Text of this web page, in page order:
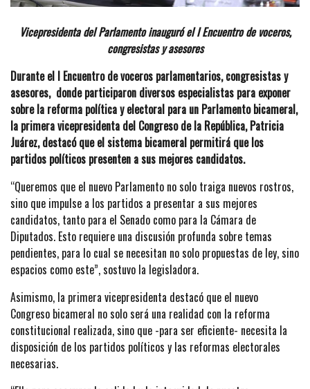
Vicepresidenta del Parlamento inauguró el I Encuentro de voceros,
congresistas y asesores
Durante el I Encuentro de voceros parlamentarios, congresistas y
asesores, donde participaron diversos especialistas para exponer
sobre la reforma política y electoral para un Parlamento bicameral,
la primera vicepresidenta del Congreso de la República, Patricia
Juárez, destacó que el sistema bicameral permitirá que los
partidos políticos presenten a sus mejores candidatos.
“Queremos que el nuevo Parlamento no solo traiga nuevos rostros,
sino que impulse a los partidos a presentar a sus mejores
candidatos, tanto para el Senado como para la Cámara de
Diputados. Esto requiere una discusión profunda sobre temas
pendientes, para lo cual se necesitan no solo propuestas de ley, sino
espacios como este”, sostuvo la legisladora.
Asimismo, la primera vicepresidenta destacó que el nuevo
Congreso bicameral no solo será una realidad con la reforma
constitucional realizada, sino que -para ser eficiente- necesita la
disposición de los partidos políticos y las reformas electorales
necesarias.